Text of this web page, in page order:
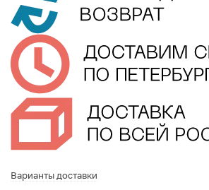
Варианты доставки